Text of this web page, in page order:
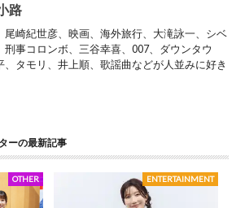
路
尾崎紀世彦、映画、海外旅行、大滝詠一、シベ
刑事コロンボ、三谷幸喜、007、ダウンタウ
、タモリ、井上順、歌謡曲などが人並みに好き
ーの最新記事
OTHER ENTERTAINMENT